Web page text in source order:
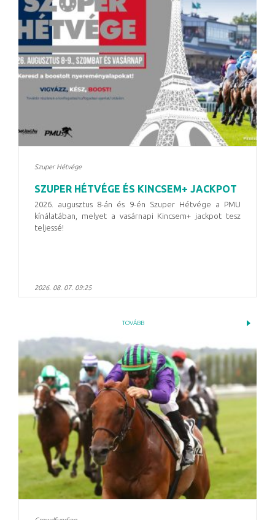
Szuper Hétvége
SZUPER HÉTVÉGE ÉS KINCSEM+ JACKPOT
2026. augusztus 8-án és 9-én Szuper Hétvége a PMU
kínálatában, melyet a vasárnapi Kincsem+ jackpot tesz
teljessé!
2026. 08. 07. 09:25
TOVÁBB